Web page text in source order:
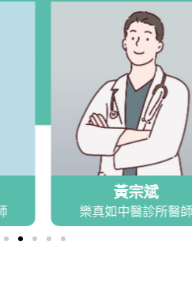
黃宗斌
樂真如中醫診所醫師